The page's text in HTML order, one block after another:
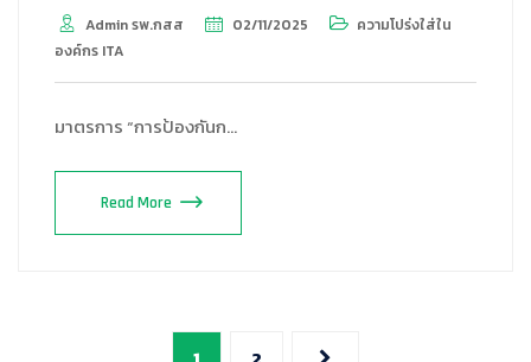
Admin รพ.กสส 02/11/2025
ความโปร่งใส่ใน
องค์กร ITA
มาตรการ “การป้องกันก…
Read More